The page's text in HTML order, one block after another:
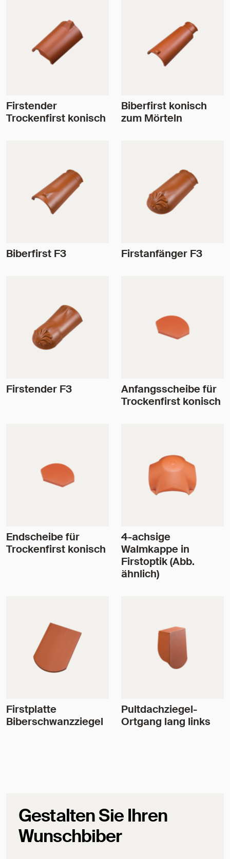
Firstender
Trockenfirst konisch
Biberfirst konisch
zum Mörteln
Biberfirst F3 Firstanfänger F3
Firstender F3
Anfangsscheibe für
Trockenfirst konisch
Endscheibe für
Trockenfirst konisch
4-achsige
Walmkappe in
Firstoptik (Abb.
ähnlich)
Firstplatte
Biberschwanzziegel
Pultdachziegel-
Ortgang lang links
Gestalten Sie Ihren
Wunschbiber